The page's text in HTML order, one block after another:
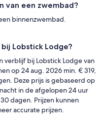
van een zwembad?
binnenzwembad.
Lobstick Lodge?
verblijf bij Lobstick Lodge van
op 24 aug. 2026 min. € 319,
Deze prijs is gebaseerd op
in de afgelopen 24 uur
dagen. Prijzen kunnen
accurate prijzen.